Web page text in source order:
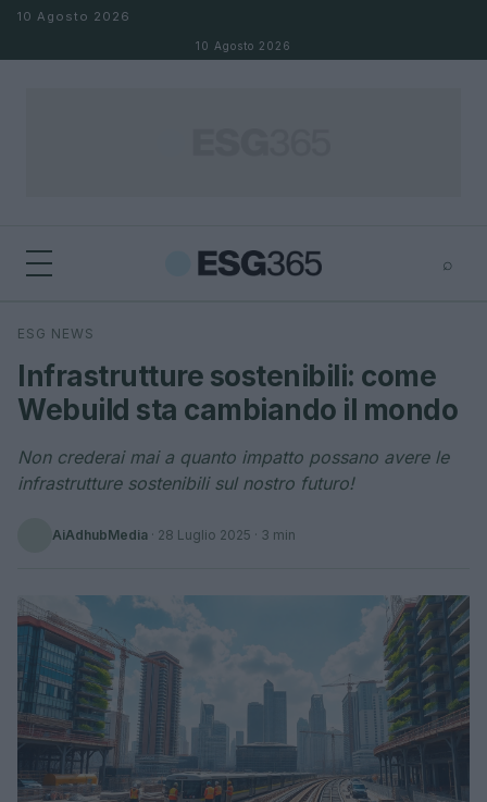
Salta al contenuto
10 Agosto 2026
10 Agosto 2026
⌕
Cerca
ESG NEWS
Infrastrutture sostenibili: come
Webuild sta cambiando il mondo
Non crederai mai a quanto impatto possano avere le
infrastrutture sostenibili sul nostro futuro!
AiAdhubMedia · 28 Luglio 2025 · 3 min